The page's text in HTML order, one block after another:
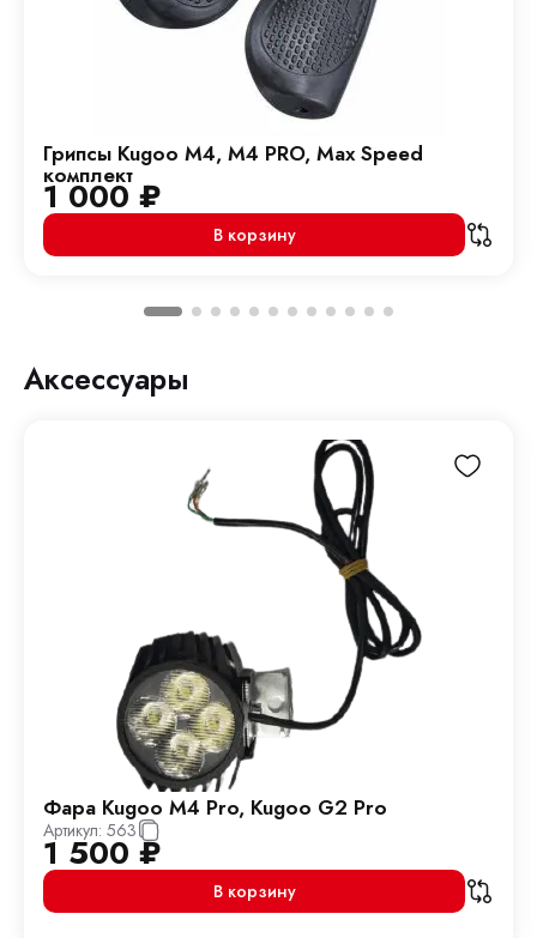
Грипсы Kugoo M4, M4 PRO, Max Speed
комплект
1 000₽
В корзину
Аксессуары
Фара Kugoo M4 Pro, Kugoo G2 Pro
Артикул: 563
1 500 ₽
В корзину